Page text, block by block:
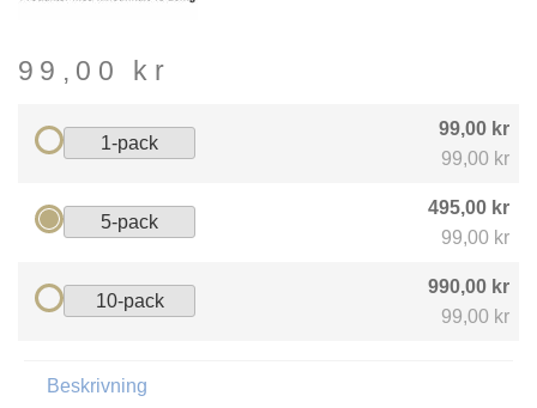
99,00 kr
1-pack
99,00 kr
99,00 kr
5-pack
495,00 kr
99,00 kr
10-pack
990,00 kr
99,00 kr
Beskrivning